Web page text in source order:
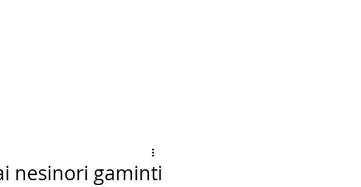
nesinori gaminti